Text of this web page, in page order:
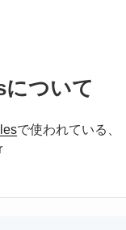
ついて
で使われている、